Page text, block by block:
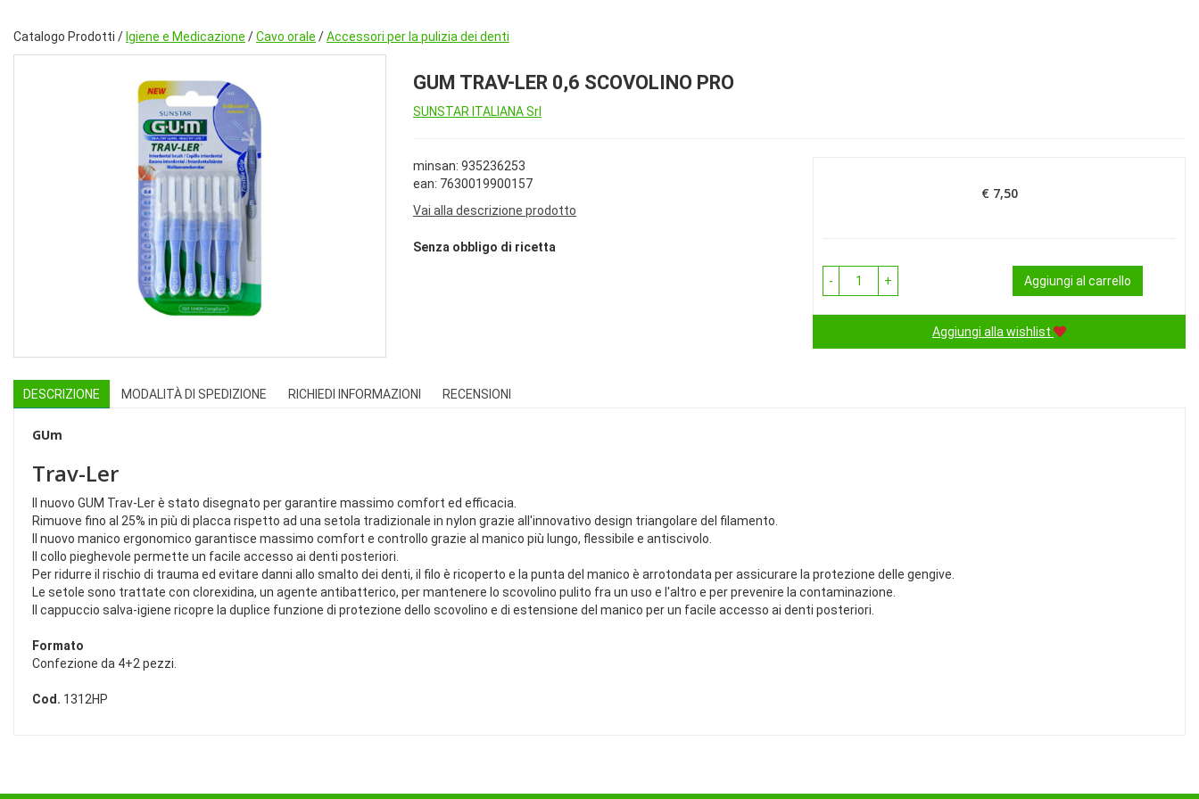
Catalogo Prodotti / Igiene e Medicazione /Cavo orale /Accessori per la pulizia dei denti
GUM TRAV-LER 0,6 SCOVOLINO PRO
SUNSTAR ITALIANA Srl
minsan: 935236253
ean: 7630019900157
Vai alla descrizione prodotto
Senza obbligo di ricetta
Prezzo
€ 7,50
- + Aggiungi al carrello
Aggiungi alla wishlist
DESCRIZIONE MODALITÀ DI SPEDIZIONE RICHIEDI INFORMAZIONI RECENSIONI
GUm
Trav-Ler
Il nuovo GUM Trav-Ler è stato disegnato per garantire massimo comfort ed efficacia.
Rimuove fino al 25% in più di placca rispetto ad una setola tradizionale in nylon grazie all'innovativo design triangolare del filamento.
Il nuovo manico ergonomico garantisce massimo comfort e controllo grazie al manico più lungo, flessibile e antiscivolo.
Il collo pieghevole permette un facile accesso ai denti posteriori.
Per ridurre il rischio di trauma ed evitare danni allo smalto dei denti, il filo è ricoperto e la punta del manico è arrotondata per assicurare la protezione delle gengive.
Le setole sono trattate con clorexidina, un agente antibatterico, per mantenere lo scovolino pulito fra un uso e l'altro e per prevenire la contaminazione.
Il cappuccio salva-igiene ricopre la duplice funzione di protezione dello scovolino e di estensione del manico per un facile accesso ai denti posteriori.
Formato
Confezione da 4+2 pezzi.
Cod. 1312HP